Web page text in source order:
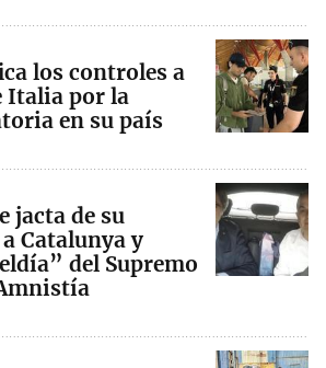
los controles a
Italia por la
en su país
jacta de su
Catalunya y
del Supremo